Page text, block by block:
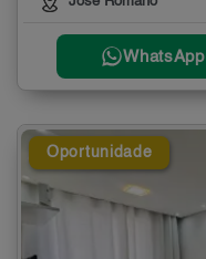
WhatsApp
Oportunidade